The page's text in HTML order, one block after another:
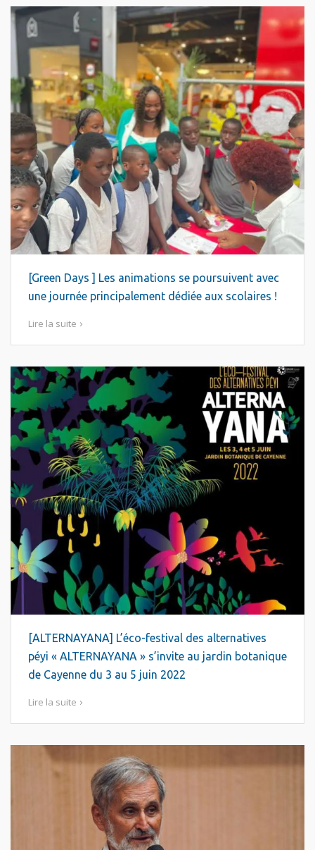
[Green Days ] Les animations se poursuivent avec
une journée principalement dédiée aux scolaires !
Lire la suite
[ALTERNAYANA] L’éco-festival des alternatives
péyi « ALTERNAYANA » s’invite au jardin botanique
de Cayenne du 3 au 5 juin 2022
Lire la suite